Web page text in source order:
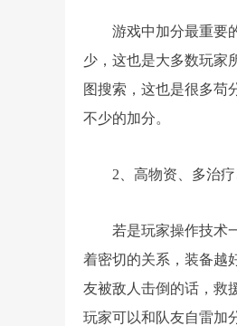
游戏中加分最重要
少，这也是大多数玩家
图搜索，这也是很多苟
不少的加分。
2、高物资、多治
若是玩家操作技术
着密切的关系，装备越
友被敌人击倒的话，救
玩家可以和队友自雷加